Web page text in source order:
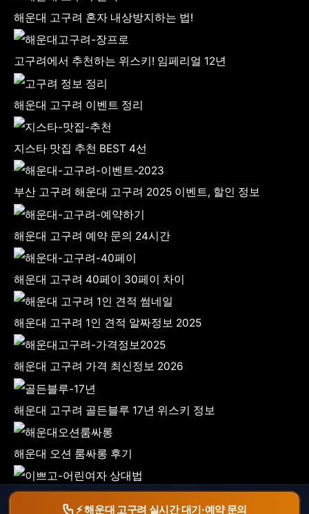
해운대 고구려 혼자 내상방지하는 법!
고구려에서 추천하는 위스키! 임페리얼 12년
해운대 고구려 이벤트 정리
지스타 맛집 추천 BEST 4선
부산 고구려 해운대 고구려 2025 이벤트, 할인 정보
해운대 고구려 예약 문의 24시간
해운대 고구려 40페이 30페이 차이
해운대 고구려 1인 견적 알짜정보 2025
해운대 고구려 가격 최신정보 2026
해운대 고구려 골든블루 17년 위스키 정보
해운대 오션 룸싸롱 후기
룸싸롱에서 이쁘고 어린 매니저 상대법
⚡ 해운대 고구려 실시간 대기·예약 문의